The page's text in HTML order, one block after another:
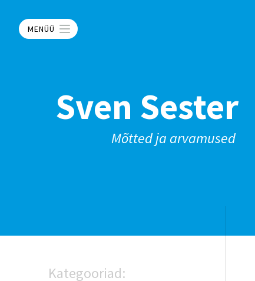
MENÜÜ
Sven Sester
Mõtted ja arvamused
Kategooriad: